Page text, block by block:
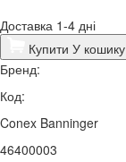
Доставка 1-4 дні
Купити У кошику
Бренд:
Код:
Conex Banninger
46400003